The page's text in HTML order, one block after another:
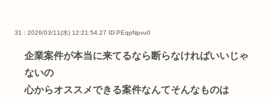
31 : 2026/03/11(水) 12:21:54.27 ID:PEqpNpvu0
企業案件が本当に来てるなら断らなければいいじゃ
ないの
心からオススメできる案件なんてそんなものは